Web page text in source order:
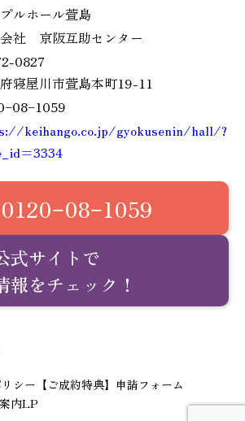
ルホール萱島
社 京阪互助センター
0827
寝屋川市萱島本町19-11
keihango.co.jp/gyokusenin/hall/?
0120−08−1059
式サイトで
報をチェック！
シー 【ご成約特典】申請フォーム
内LP